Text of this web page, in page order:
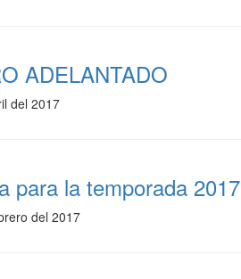
ADELANTADO
del 2017
para la temporada 2017
del 2017